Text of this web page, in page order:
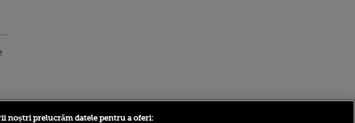
Procinema.ro Sport.ro
noștri prelucrăm datele pentru a oferi: